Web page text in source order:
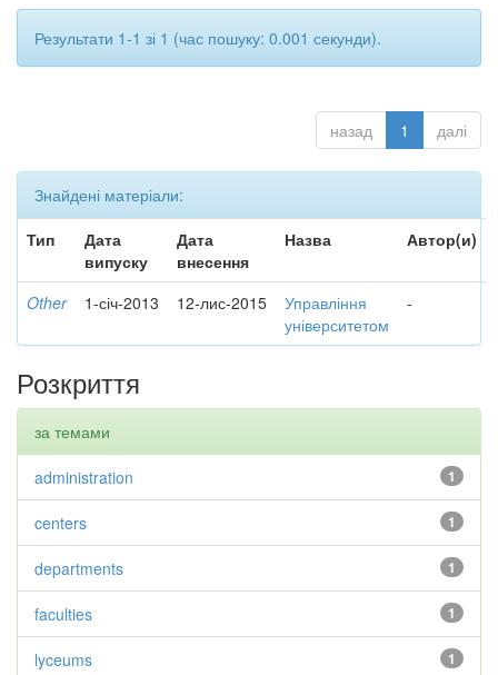
Результати 1-1 зі 1 (час пошуку: 0.001 секунди).
назад 1 далі
Знайдені матеріали:
Тип
Дата
випуску
Дата
внесення
Назва Автор(и)
Other 1-січ-2013 12-лис-2015
Управління
університетом
-
Розкриття
за темами
1
administration
1
centers
1
departments
1
faculties
1
lyceums